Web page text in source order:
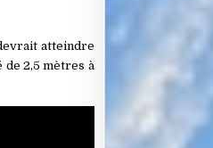
atteindre
de 2,5 mètres à